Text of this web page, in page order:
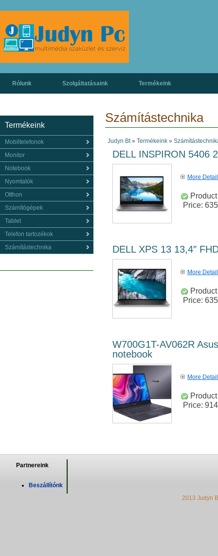
Rólunk Szolgáltatásaink Termékeink
Számítástechnika
Judyn Bt» Termékeink»
DELL INSPIRON 5406
More
Price:
DELL XPS 13 13,4″
More
Price:
W700G1T-AV062R
notebook
More
Price:
Termékeink
Mobiltelefonok
Monitor
Notebook
Nyomtatók
Otthon
Számítógépek
Tablet
Telefon tartozékok
Számítástechnika
Partnereink
Beszállítónk
2013 Judyn